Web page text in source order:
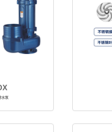
水泵